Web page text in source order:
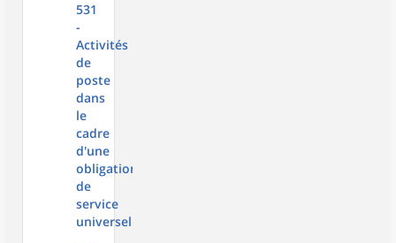
531
-
Activités
de
poste
dans
le
cadre
d'une
obligation
de
service
universel